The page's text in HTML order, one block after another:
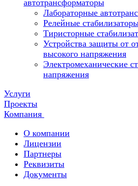
автотрансформаторы
Лабораторные
Релейные
Тиристорные
Устройства защиты от
высокого напряжения
Электромеханические
напряжения
Услуги
Проекты
Компания
О компании
Лицензии
Партнеры
Реквизиты
Документы